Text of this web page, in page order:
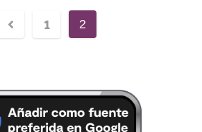
1 2